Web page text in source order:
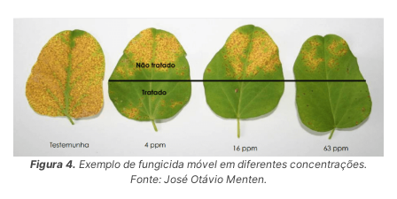
Figura 4. Exemplo de fungicida móvel em diferentes concentrações.
Fonte: José Otávio Menten.